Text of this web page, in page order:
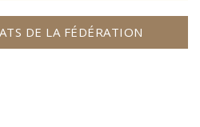
DE LA FÉDÉRATION